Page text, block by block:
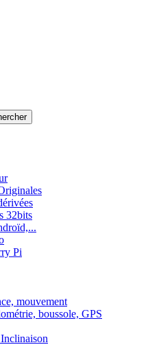
32bits
Pi
mouvement
boussole, GPS